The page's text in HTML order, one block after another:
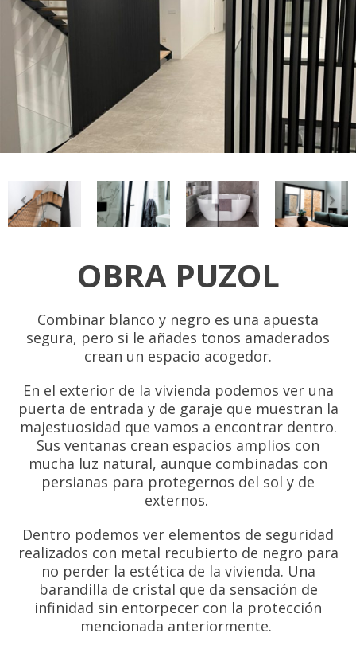
OBRA PUZOL
Combinar blanco y negro es una apuesta
segura, pero si le añades tonos amaderados
crean un espacio acogedor.
En el exterior de la vivienda podemos ver una
puerta de entrada y de garaje que muestran la
majestuosidad que vamos a encontrar dentro.
Sus ventanas crean espacios amplios con
mucha luz natural, aunque combinadas con
persianas para protegernos del sol y de
externos.
Dentro podemos ver elementos de seguridad
realizados con metal recubierto de negro para
no perder la estética de la vivienda. Una
barandilla de cristal que da sensación de
infinidad sin entorpecer con la protección
mencionada anteriormente.